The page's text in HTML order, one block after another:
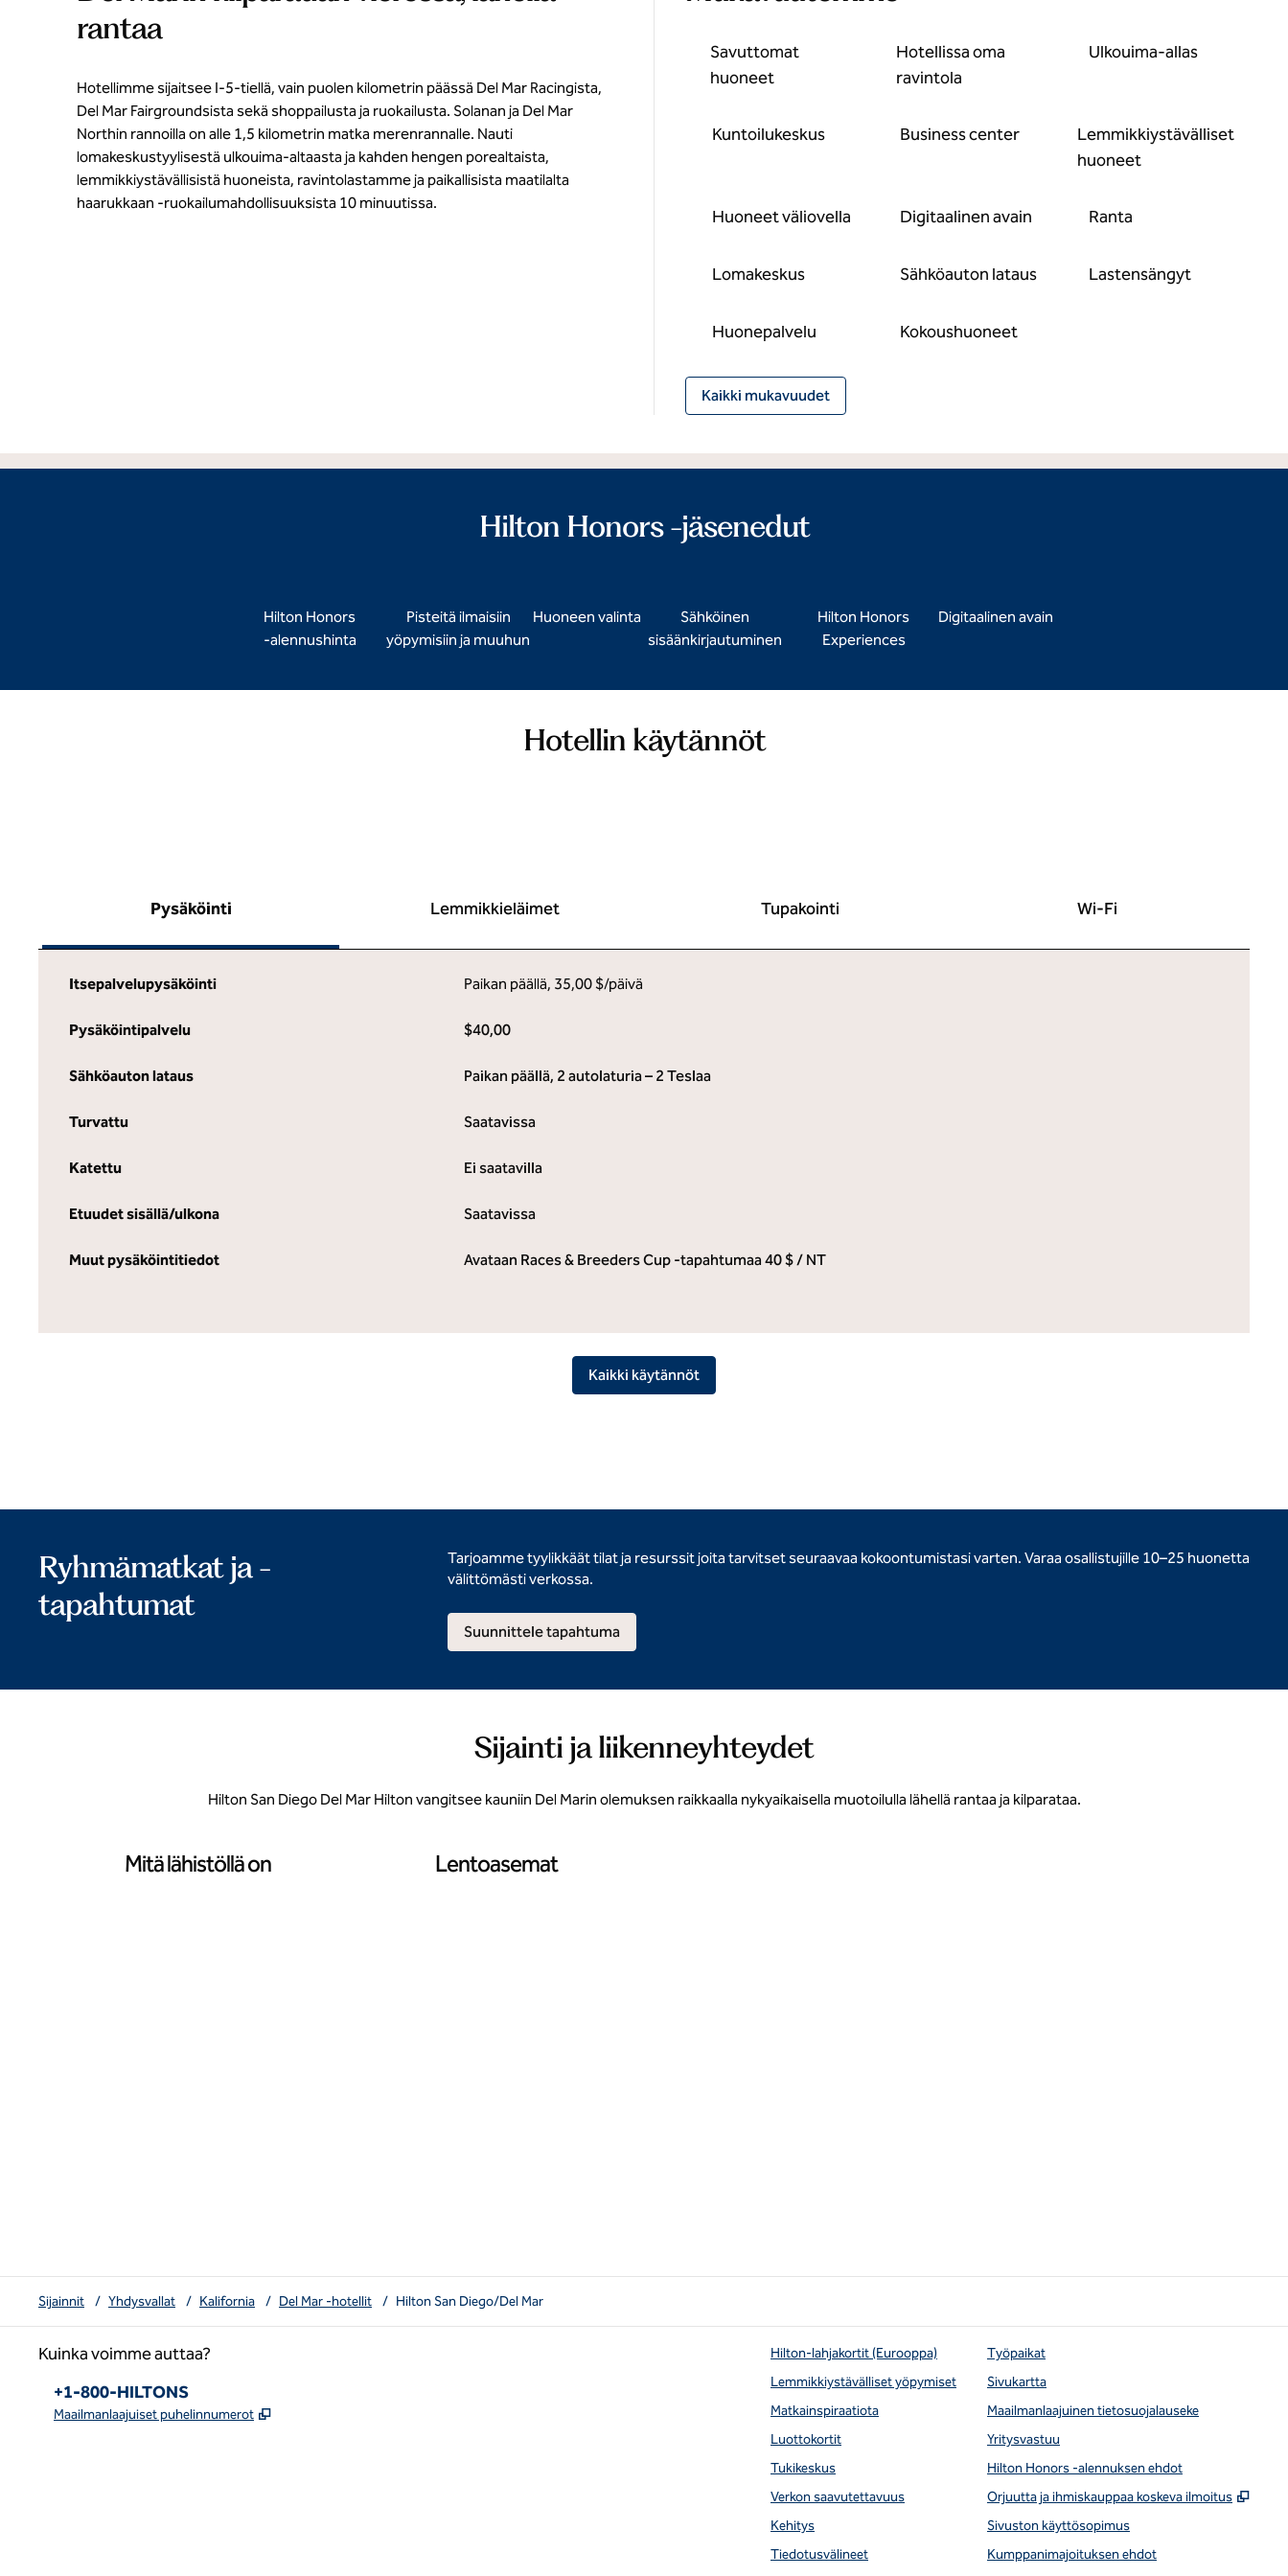
rantaa
Hotellimme sijaitsee I-5-tiellä, vain puolen kilometrin päässä Del Mar Racingista,
Del Mar Fairgroundsista sekä shoppailusta ja ruokailusta. Solanan ja Del Mar
Northin rannoilla on alle 1,5 kilometrin matka merenrannalle. Nauti
lomakeskustyylisestä ulkouima-altaasta ja kahden hengen porealtaista,
lemmikkiystävällisistä huoneista, ravintolastamme ja paikallisista maatilalta
haarukkaan -ruokailumahdollisuuksista 10 minuutissa.
Savuttomat
huoneet
Hotellissa oma
ravintola
Ulkouima-allas
Kuntoilukeskus Business center
Lemmikkiystävälliset
huoneet
Huoneet väliovella Digitaalinen avain Ranta
Lomakeskus Sähköauton lataus Lastensängyt
Huone­palvelu Kokous­huoneet
Kaikki mukavuudet
Hilton Honors -jäsenedut
Hilton Honors
‑alennushinta
Pisteitä ilmaisiin
yöpymisiin ja muuhun
Huoneen valinta
Sähköinen
sisäänkirjautuminen
Hilton Honors
Experiences
Digitaalinen avain
Hotellin käytännöt
Pysäköinti Lemmikkieläimet Tupakointi Wi-Fi
Itsepalvelupysäköinti Paikan päällä, 35,00 $/päivä
Pysäköintipalvelu $40,00
Sähköauton lataus Paikan päällä, 2 autolaturia – 2 Teslaa
Turvattu Saatavissa
Katettu Ei saatavilla
Etuudet sisällä/ulkona Saatavissa
Muut pysäköintitiedot Avataan Races & Breeders Cup -tapahtumaa 40 $ / NT
Kaikki käytännöt
Ryhmämatkat ja -
tapahtumat
Tarjoamme tyylikkäät tilat ja resurssit joita tarvitset seuraavaa kokoontumistasi varten. Varaa osallistujille 10–25 huonetta
välittömästi verkossa.
Suunnittele tapahtuma
Sijainti ja liikenneyhteydet
Hilton San Diego Del Mar Hilton vangitsee kauniin Del Marin olemuksen raikkaalla nykyaikaisella muotoilulla lähellä rantaa ja kilparataa.
Mitä lähistöllä on Lentoasemat
Sijainnit / Yhdysvallat / Kalifornia / Del Mar -hotellit / Hilton San Diego/Del Mar
Kuinka voimme auttaa?
Puhelin:
+1-800-HILTONS
Maailmanlaajuiset puhelinnumerot ,
Hilton-lahjakortit (Eurooppa)
Lemmikkiystävälliset yöpymiset
Matkainspiraatiota
Luottokortit
Tukikeskus
Verkon saavutettavuus
Kehitys
Tiedotusvälineet
Työpaikat
Sivukartta
Maailmanlaajuinen tietosuojalauseke
Yritysvastuu
Hilton Honors -alennuksen ehdot
Orjuutta ja ihmiskauppaa koskeva ilmoitus
,
Sivuston käyttösopimus
Kumppanimajoituksen ehdot